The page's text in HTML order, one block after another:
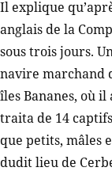
Il explique
anglais de la
sous trois jours.
navire marchand
îles Bananes, où
traita de 14
que petits, mâles
dudit lieu de